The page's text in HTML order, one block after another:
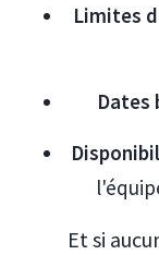
Limites
Dates
Et si